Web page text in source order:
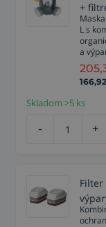
+
L s
a
166,92
Skladom >5 ks
- +
Filter